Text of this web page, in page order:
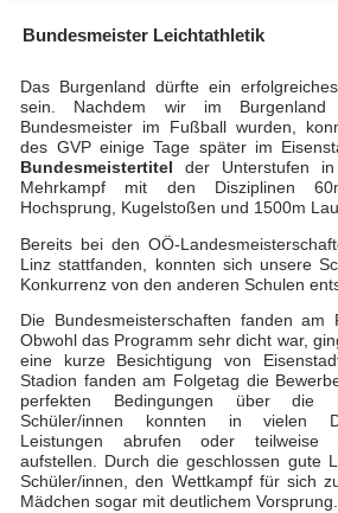
Bundesmeister Leichtathletik
Das Burgenland dürfte ein
sein. Nachdem wir im
Bundesmeister im Fußball wurden,
des GVP einige Tage später im
Bundesmeistertitel
der Unterstufen
Mehrkampf mit den Disziplinen
Hochsprung, Kugelstoßen und 1500m
Bereits bei den OÖ-
Linz stattfanden, konnten sich unsere
Konkurrenz von den anderen Schulen
Die Bundesmeisterschaften fanden
Obwohl das Programm sehr dicht war,
eine kurze Besichtigung von
Stadion fanden am Folgetag die
perfekten Bedingungen über die
Schüler/innen konnten in vielen
Leistungen abrufen oder teilweise
aufstellen. Durch die geschlossen gute
Schüler/innen, den Wettkampf für sich
Mädchen sogar mit deutlichem Vorsprung.